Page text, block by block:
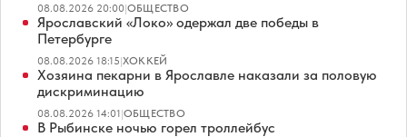
08.08.2026 20:00|ОБЩЕСТВО
Ярославский «Локо» одержал две победы в
Петербурге
08.08.2026 18:15|ХОККЕЙ
Хозяина пекарни в Ярославле наказали за половую
дискриминацию
08.08.2026 14:01|ОБЩЕСТВО
В Рыбинске ночью горел троллейбус